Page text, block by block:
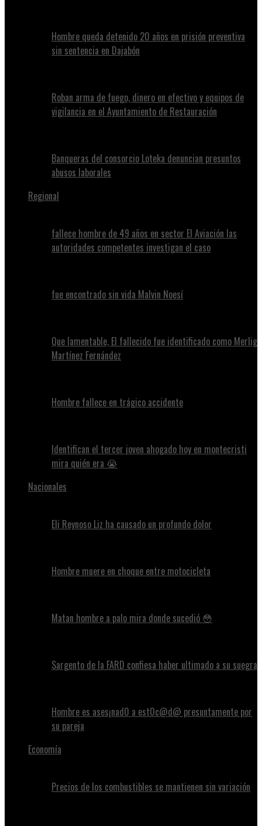
Hombre queda detenido 20 años en prisión preventiva
sin sentencia en Dajabón
Roban arma de fuego, dinero en efectivo y equipos de
vigilancia en el Ayuntamiento de Restauración
Banqueras del consorcio Loteka denuncian presuntos
abusos laborales
Regional
fallece hombre de 49 años en sector El Aviación las
autoridades competentes investigan el caso
fue encontrado sin vida Malvin Noesí
Que lamentable, El fallecido fue identificado como Merlig
Martínez Fernández
Hombre fallece en trágico accidente
Identifican el tercer joven ahogado hoy en montecristi
mira quién era 😭
Nacionales
Eli Reynoso Liz ha causado un profundo dolor
Hombre muere en choque entre motocicleta
Matan hombre a palo mira donde sucedió 😳
Sargento de la FARD confiesa haber ultimado a su suegra
Hombre es ases¡nad0 a est0c@d@ presuntamente por
su pareja
Economía
Precios de los combustibles se mantienen sin variación